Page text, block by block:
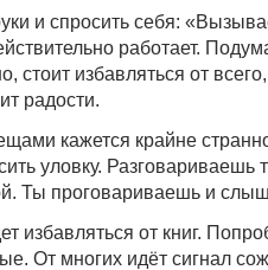
и спросить себя:
работает.
стоит избавляться от
радости.
кажется крайне
уловку. Разговариваешь
Ты проговариваешь и
избавляться от книг.
От многих идёт сигнал